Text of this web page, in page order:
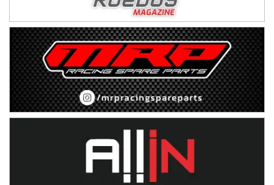
Ramiro Tot (Asfalto)
Baradero (Buenos Aires)
KDO - F6
Ciudad de Trenque Lauquen (Asfalto)
Trenque Lauquen (Buenos Aires)
ENTRERRIANO - F6 (POSTERGADA)
Parque de la Velocidad (Asfalto)